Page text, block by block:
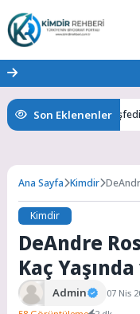
Son Eklenenler
Gizemlerini Keşfedin
Ana Sayfa Kimdir
Kimdir
DeAndre
Kaç
Admin 07 Nis